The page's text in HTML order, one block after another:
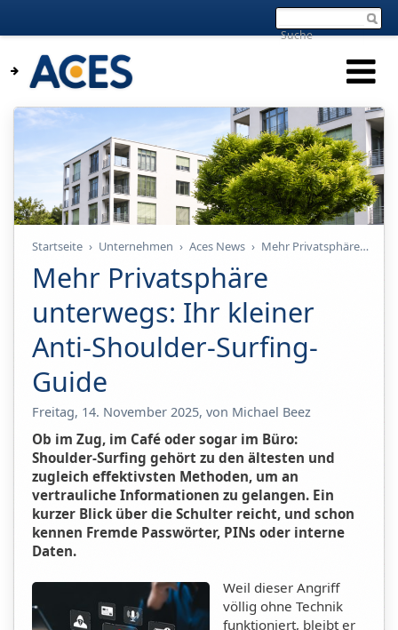
Startseite › Unternehmen › Aces News › Mehr Privatsphäre unterwegs: Ihr kleiner Anti-Shoulder-Surfing-Guide
Mehr Privatsphäre
unterwegs: Ihr kleiner
Anti-Shoulder-Surfing-
Guide
Freitag, 14. November 2025, von Michael Beez
Ob im Zug, im Café oder sogar im Büro:
Shoulder-Surfing gehört zu den ältesten und
zugleich effektivsten Methoden, um an
vertrauliche Informationen zu gelangen. Ein
kurzer Blick über die Schulter reicht, und schon
kennen Fremde Passwörter, PINs oder interne
Daten.
Weil dieser Angriff
völlig ohne Technik
funktioniert, bleibt er